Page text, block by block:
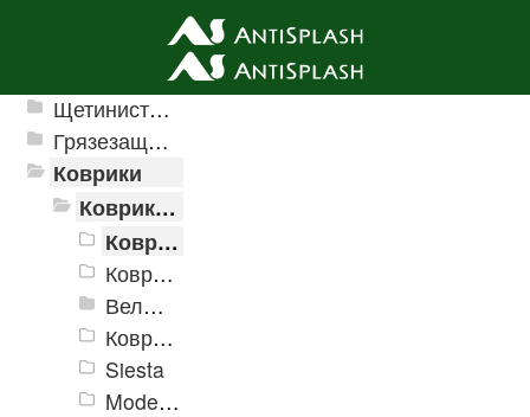
Ячеистые грязезащитные покрытия
Щетинистые покрытия
Грязезащитные, влаговпитывающие покрытия
Коврики
Коврики влаговпитывающие
Коврики влаговпитывающие Velur
Коврики влаговпитывающие "Hall"
Велюровые дорожки
Коврики Принтованные
Siesta
Modemo